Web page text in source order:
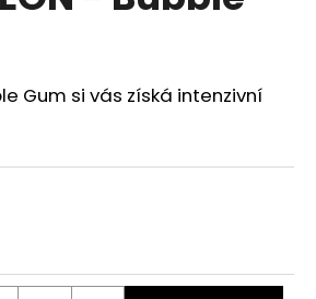
Gum si vás získá intenzivní